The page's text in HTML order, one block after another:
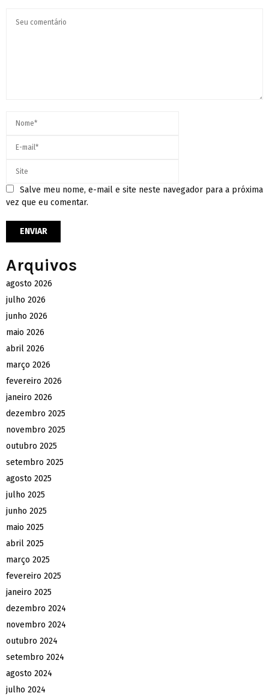
Salve meu nome, e-mail e site neste navegador para a próxima
vez que eu comentar.
Arquivos
agosto 2026
julho 2026
junho 2026
maio 2026
abril 2026
março 2026
fevereiro 2026
janeiro 2026
dezembro 2025
novembro 2025
outubro 2025
setembro 2025
agosto 2025
julho 2025
junho 2025
maio 2025
abril 2025
março 2025
fevereiro 2025
janeiro 2025
dezembro 2024
novembro 2024
outubro 2024
setembro 2024
agosto 2024
julho 2024